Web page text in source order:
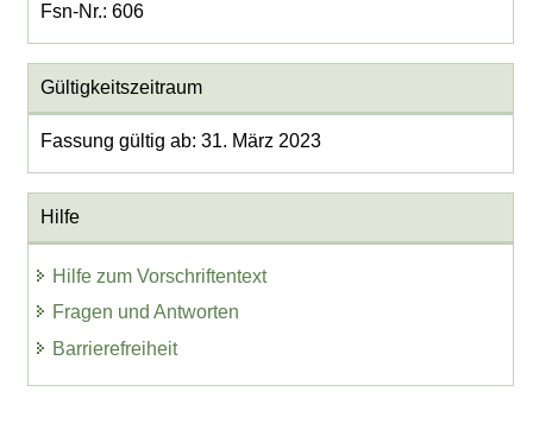
Fsn-Nr.: 606
Gültigkeitszeitraum
Fassung gültig ab: 31. März 2023
Hilfe
Hilfe zum Vorschriftentext
Fragen und Antworten
Barrierefreiheit